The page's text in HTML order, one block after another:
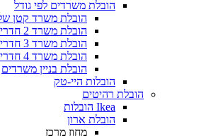
הובלת משרדים לפי גודל
הובלת משרד קטן
הובלת משרד 2 חדרים
הובלת משרד 3 חדרים
הובלת משרד 4 חדרים
הובלת בניין משרדים
הובלות היי-טק
הובלת רהיטים
Ikea הובלות
הובלת ארון
מחוז מרכז